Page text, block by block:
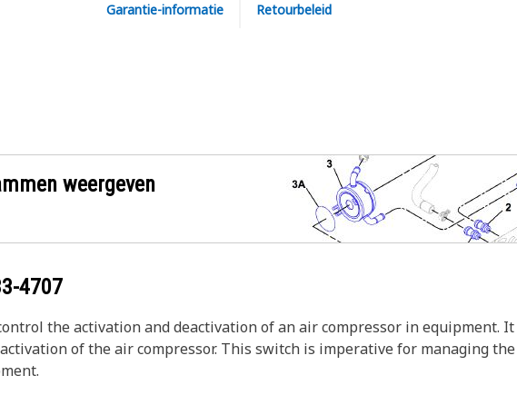
Garantie-informatie Retourbeleid
weergeven
4707
the activation and deactivation of an air compressor in equipment.
of the air compressor. This switch is imperative for managing